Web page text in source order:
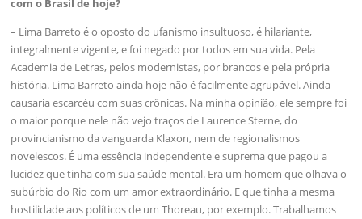
com o Brasil de hoje?
– Lima Barreto é o oposto do ufanismo insultuoso, é hilariante,
integralmente vigente, e foi negado por todos em sua vida. Pela
Academia de Letras, pelos modernistas, por brancos e pela própria
história. Lima Barreto ainda hoje não é facilmente agrupável. Ainda
causaria escarcéu com suas crônicas. Na minha opinião, ele sempre foi
o maior porque nele não vejo traços de Laurence Sterne, do
provincianismo da vanguarda Klaxon, nem de regionalismos
novelescos. É uma essência independente e suprema que pagou a
lucidez que tinha com sua saúde mental. Era um homem que olhava o
subúrbio do Rio com um amor extraordinário. E que tinha a mesma
hostilidade aos políticos de um Thoreau, por exemplo. Trabalhamos